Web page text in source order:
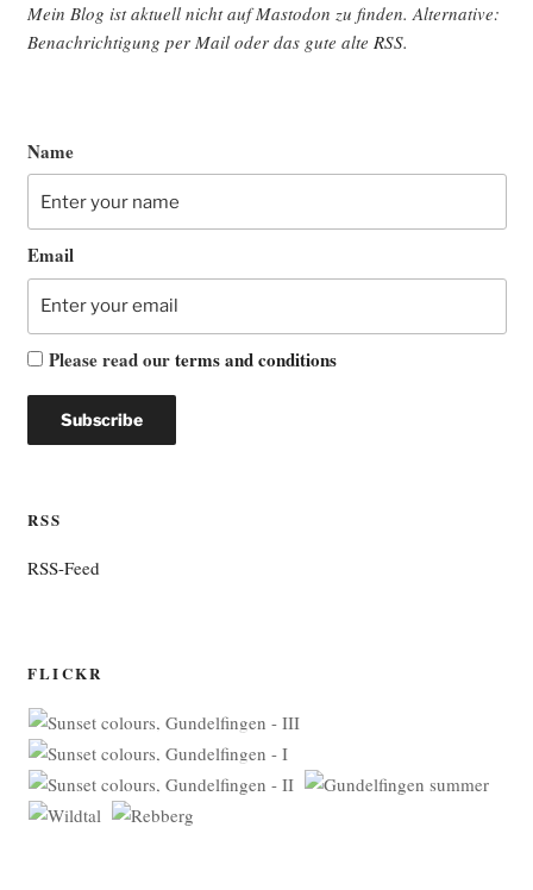
Mein Blog ist aktu­ell nicht auf Mast­o­don zu fin­den. Alter­na­ti­ve:
Benach­rich­ti­gung per Mail oder das gute alte RSS.
Name
Email
Please read ourterms and conditions
RSS
RSS-Feed
FLICKR